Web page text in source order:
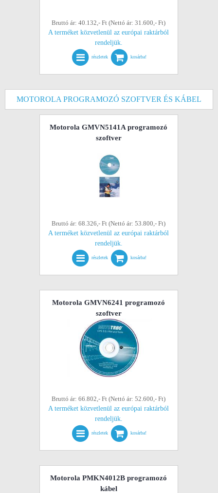
Bruttó ár: 40.132,- Ft (Nettó ár: 31.600,- Ft)
A terméket közvetlenül az európai raktárból
rendeljük.
részletek kosárba!
MOTOROLA PROGRAMOZÓ SZOFTVER ÉS KÁBEL
Motorola GMVN5141A programozó
szoftver
Bruttó ár: 68.326,- Ft (Nettó ár: 53.800,- Ft)
A terméket közvetlenül az európai raktárból
rendeljük.
részletek kosárba!
Motorola GMVN6241 programozó
szoftver
Bruttó ár: 66.802,- Ft (Nettó ár: 52.600,- Ft)
A terméket közvetlenül az európai raktárból
rendeljük.
részletek kosárba!
Motorola PMKN4012B programozó
kábel